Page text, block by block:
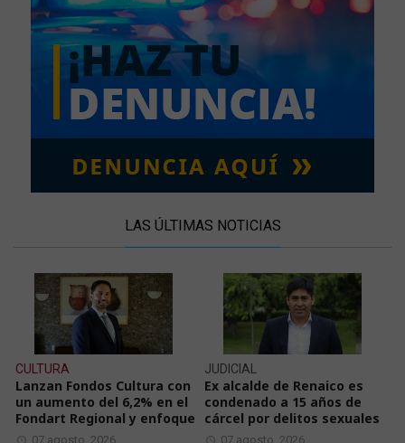
LAS ÚLTIMAS NOTICIAS
CULTURA
Lanzan Fondos Cultura con
un aumento del 6,2% en el
Fondart Regional y enfoque
07 agosto, 2026
JUDICIAL
Ex alcalde de Renaico es
condenado a 15 años de
cárcel por delitos sexuales
07 agosto, 2026